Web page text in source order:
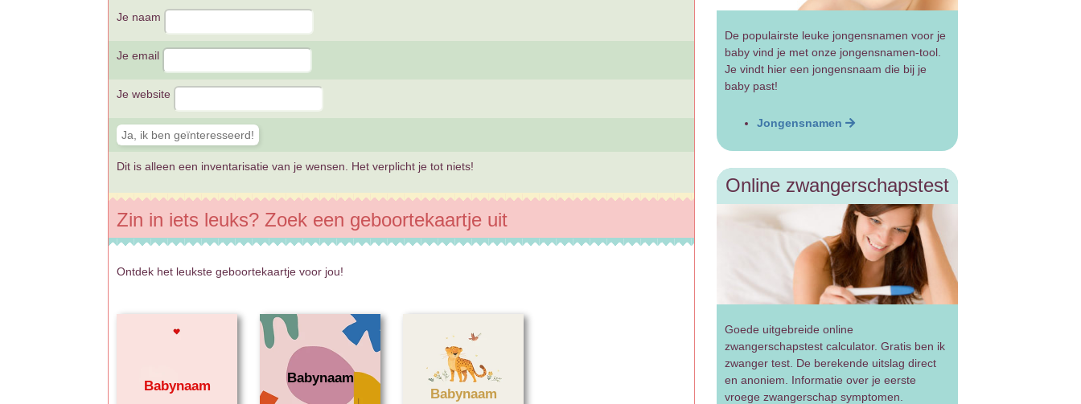
Je naam
Je email
Je website
Dit is alleen een inventarisatie van je wensen. Het verplicht je tot niets!
Zin in iets leuks? Zoek een geboortekaartje uit
Ontdek het leukste geboortekaartje voor jou!
Babynaam
Babynaam
Babynaam
De populairste leuke jongensnamen voor je
baby vind je met onze jongensnamen-tool.
Je vindt hier een jongensnaam die bij je
baby past!
Jongensnamen
Online zwangerschapstest
Goede uitgebreide online
zwangerschapstest calculator. Gratis ben ik
zwanger test. De berekende uitslag direct
en anoniem. Informatie over je eerste
vroege zwangerschap symptomen.